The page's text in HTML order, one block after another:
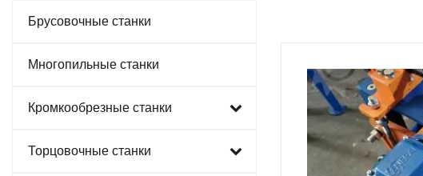
Брусовочные станки
Многопильные станки
Кромкообрезные станки
Торцовочные станки